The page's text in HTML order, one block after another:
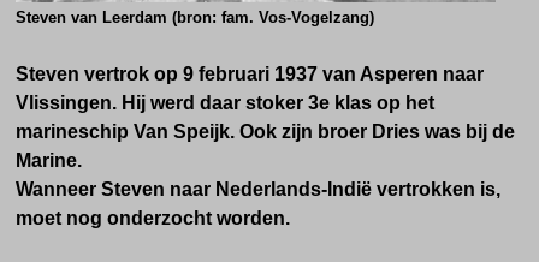
Steven van Leerdam (bron: fam. Vos-Vogelzang)
Steven vertrok op 9 februari 1937 van Asperen naar
Vlissingen. Hij werd daar stoker 3e klas op het
marineschip Van Speijk. Ook zijn broer Dries was bij de
Marine.
Wanneer Steven naar Nederlands-Indië vertrokken is,
moet nog onderzocht worden.